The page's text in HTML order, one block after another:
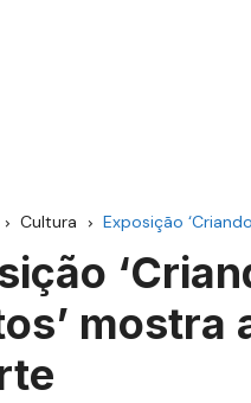
Cultura Exposição